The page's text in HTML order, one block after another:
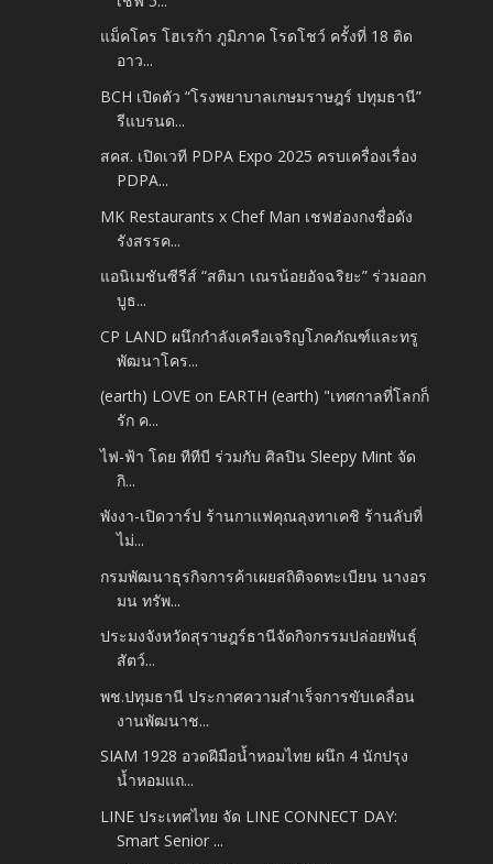
แม็คโคร โฮเรก้า ภูมิภาค โรดโชว์ ครั้งที่ 18 ติด
อาว...
BCH เปิดตัว “โรงพยาบาลเกษมราษฎร์ ปทุมธานี”
รีแบรนด...
สคส. เปิดเวที PDPA Expo 2025 ครบเครื่องเรื่อง
PDPA...
MK Restaurants x Chef Man เชฟฮ่องกงชื่อดัง
รังสรรค...
แอนิเมชันซีรีส์ “สติมา เณรน้อยอัจฉริยะ” ร่วมออก
บูธ...
CP LAND ผนึกกำลังเครือเจริญโภคภัณฑ์และทรู
พัฒนาโคร...
(earth) LOVE on EARTH (earth) "เทศกาลที่โลกก็
รัก ค...
ไฟ-ฟ้า โดย ทีทีบี ร่วมกับ ศิลปิน Sleepy Mint จัด
กิ...
พังงา-เปิดวาร์ป ร้านกาแฟคุณลุงทาเคชิ ร้านลับที่
ไม่...
กรมพัฒนาธุรกิจการค้าเผยสถิติจดทะเบียน นางอร
มน ทรัพ...
ประมงจังหวัดสุราษฎร์ธานีจัดกิจกรรมปล่อยพันธุ์
สัตว์...
พช.ปทุมธานี ประกาศความสำเร็จการขับเคลื่อน
งานพัฒนาช...
SIAM 1928 อวดฝีมือน้ำหอมไทย ผนึก 4 นักปรุง
น้ำหอมแถ...
LINE ประเทศไทย จัด LINE CONNECT DAY:
Smart Senior ...